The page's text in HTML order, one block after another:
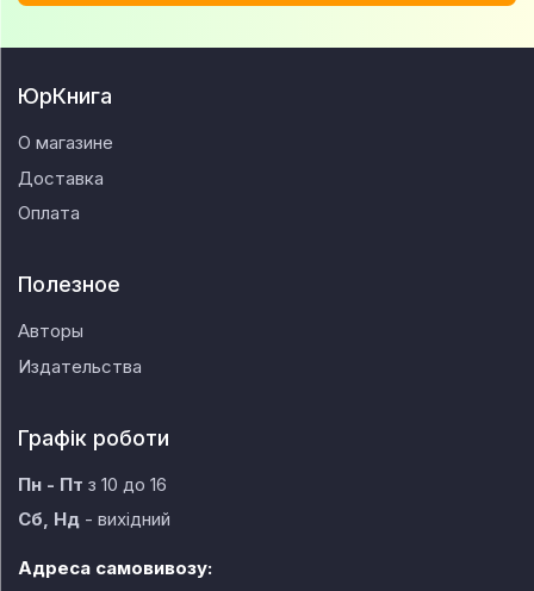
ЮрКнига
О магазине
Доставка
Оплата
Полезное
Авторы
Издательства
Графік роботи
Пн - Пт з 10 до 16
Сб, Нд - вихідний
Адреса самовивозу: